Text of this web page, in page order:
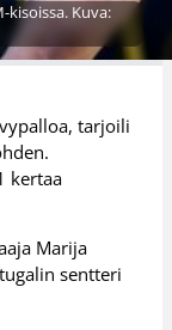
Kuva:
tarjoili
kertaa
Marija
sentteri